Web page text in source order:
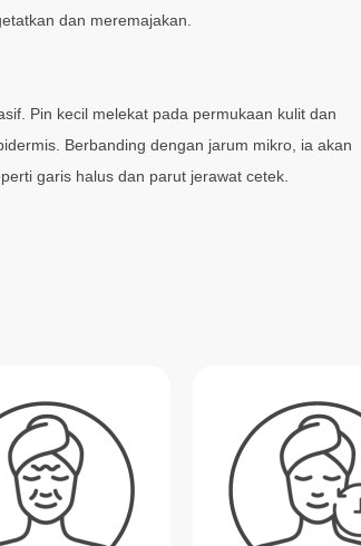
dan meremajakan.
Pin kecil melekat pada permukaan kulit dan
Berbanding dengan jarum mikro, ia akan
garis halus dan parut jerawat cetek.